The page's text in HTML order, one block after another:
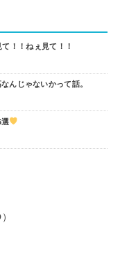
！！ねぇ見て！！
んじゃないかって話。
選
）